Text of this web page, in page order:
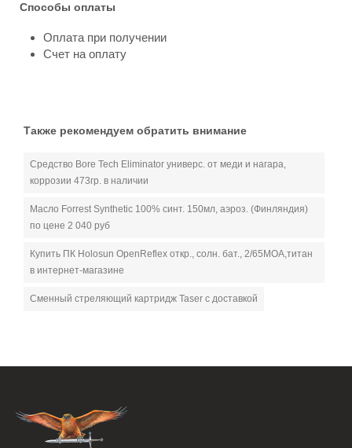
Способы оплаты
Оплата при получении
Счет на оплату
Также рекомендуем обратить внимание
Средство Bore Tech Eliminator универс. от меди и нагара,
коррозии 473гр. в наличии
Масло Forrest Synthetic 100% синт. 150мл, аэроз. (Финляндия)
по цене 2 040 руб
Купить ПК Holosun OpenReflex откр., солн. бат., 2/65МОА,титан
в интернет-магазине
Сменный стреляющий картридж Taser с доставкой